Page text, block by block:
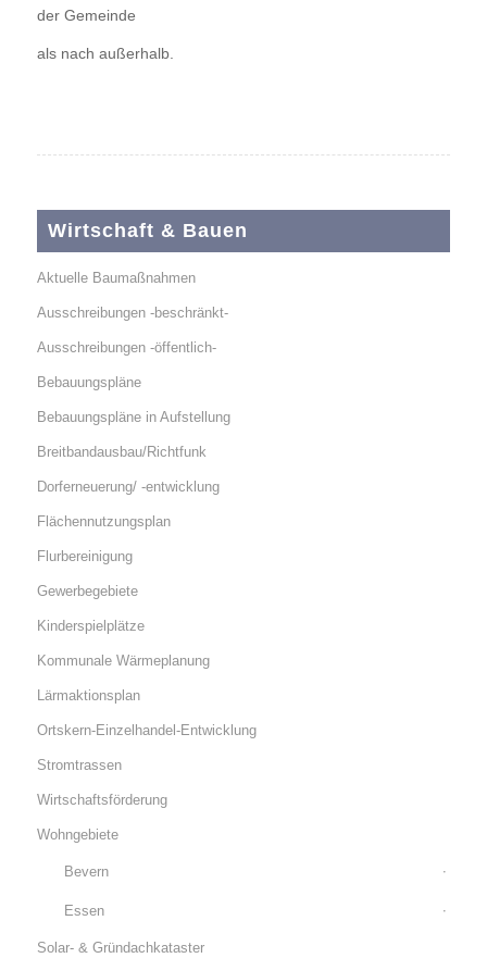
der Gemeinde
als nach außerhalb.
Wirtschaft & Bauen
Aktuelle Baumaßnahmen
Ausschreibungen -beschränkt-
Ausschreibungen -öffentlich-
Bebauungspläne
Bebauungspläne in Aufstellung
Breitbandausbau/Richtfunk
Dorferneuerung/ -entwicklung
Flächennutzungsplan
Flurbereinigung
Gewerbegebiete
Kinderspielplätze
Kommunale Wärmeplanung
Lärmaktionsplan
Ortskern-Einzelhandel-Entwicklung
Stromtrassen
Wirtschaftsförderung
Wohngebiete
Bevern
Essen
Solar- & Gründachkataster